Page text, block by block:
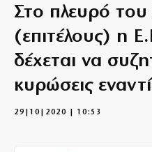
Στο πλευρό
(επιτέλους) η
δέχεται να
κυρώσεις
29|10|2020 | 10:53